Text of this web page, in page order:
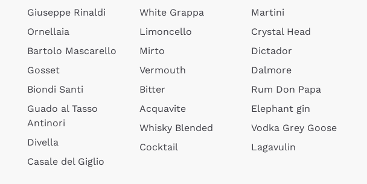
Giuseppe Rinaldi
Ornellaia
Bartolo Mascarello
Gosset
Biondi Santi
Guado al Tasso
Antinori
Divella
Casale del Giglio
White Grappa
Limoncello
Mirto
Vermouth
Bitter
Acquavite
Whisky Blended
Cocktail
Martini
Crystal Head
Dictador
Dalmore
Rum Don Papa
Elephant gin
Vodka Grey Goose
Lagavulin